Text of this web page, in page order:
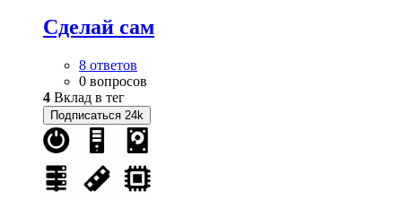
Сделай сам
8 ответов
0 вопросов
4 Вклад в тег
Подписаться 24k